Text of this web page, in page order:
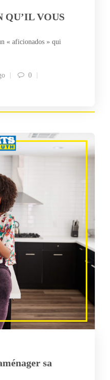
QU’IL VOUS
« aficionados » qui
0
sa